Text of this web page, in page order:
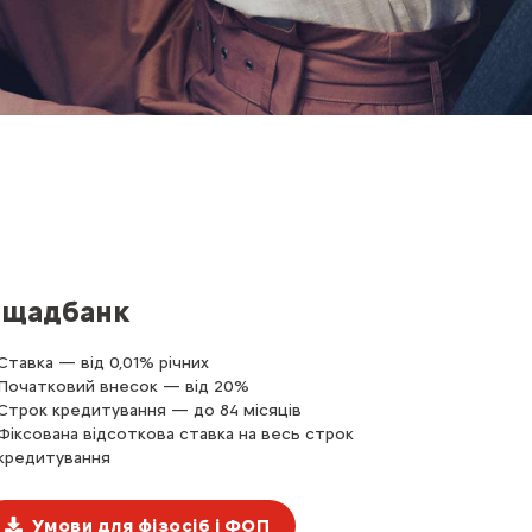
— від 0,01% річних
внесок — від 20%
кредитування — до 84 місяців
відсоткова ставка на весь строк
Умови для фізосіб і ФОП